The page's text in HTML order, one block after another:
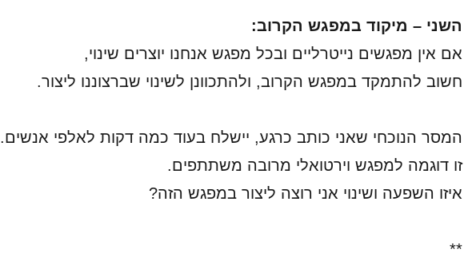
השני – מיקוד במפגש הקרוב:
אם אין מפגשים נייטרליים ובכל מפגש אנחנו יוצרים שינוי,
חשוב להתמקד במפגש הקרוב, ולהתכוונן לשינוי שברצוננו ליצור.
המסר הנוכחי שאני כותב כרגע, יישלח בעוד כמה דקות לאלפי אנשים.
זו דוגמה למפגש וירטואלי מרובה משתתפים.
איזו השפעה ושינוי אני רוצה ליצור במפגש הזה?
**